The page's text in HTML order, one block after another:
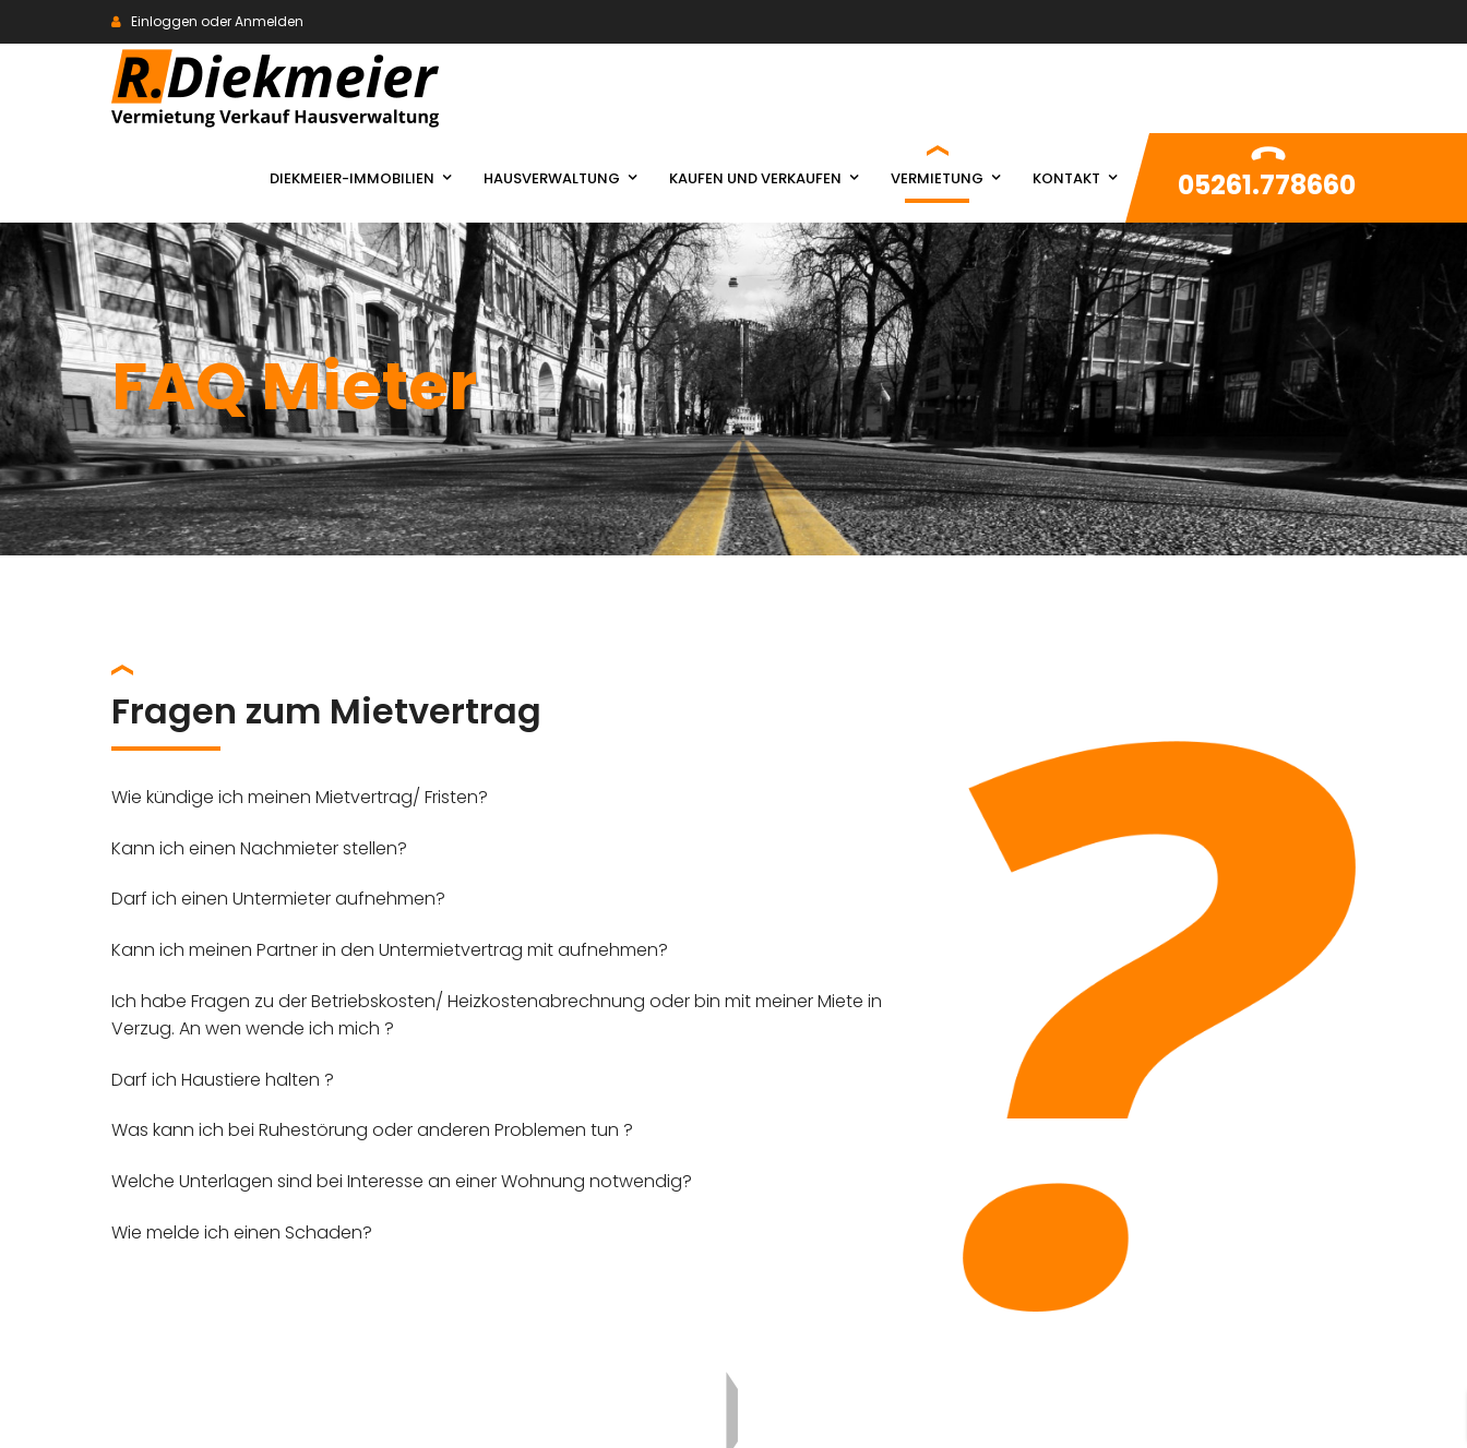
Einloggen oder Anmelden
DIEKMEIER-IMMOBILIEN HAUSVERWALTUNG KAUFEN UND VERKAUFEN VERMIETUNG KONTAKT 05261.778660
FAQ Mieter
Fragen zum Mietvertrag
Wie kündige ich meinen Mietvertrag/ Fristen?
Kann ich einen Nachmieter stellen?
Darf ich einen Untermieter aufnehmen?
Kann ich meinen Partner in den Untermietvertrag mit aufnehmen?
Ich habe Fragen zu der Betriebskosten/ Heizkostenabrechnung oder bin mit meiner Miete in
Verzug. An wen wende ich mich ?
Darf ich Haustiere halten ?
Was kann ich bei Ruhestörung oder anderen Problemen tun ?
Welche Unterlagen sind bei Interesse an einer Wohnung notwendig?
Wie melde ich einen Schaden?